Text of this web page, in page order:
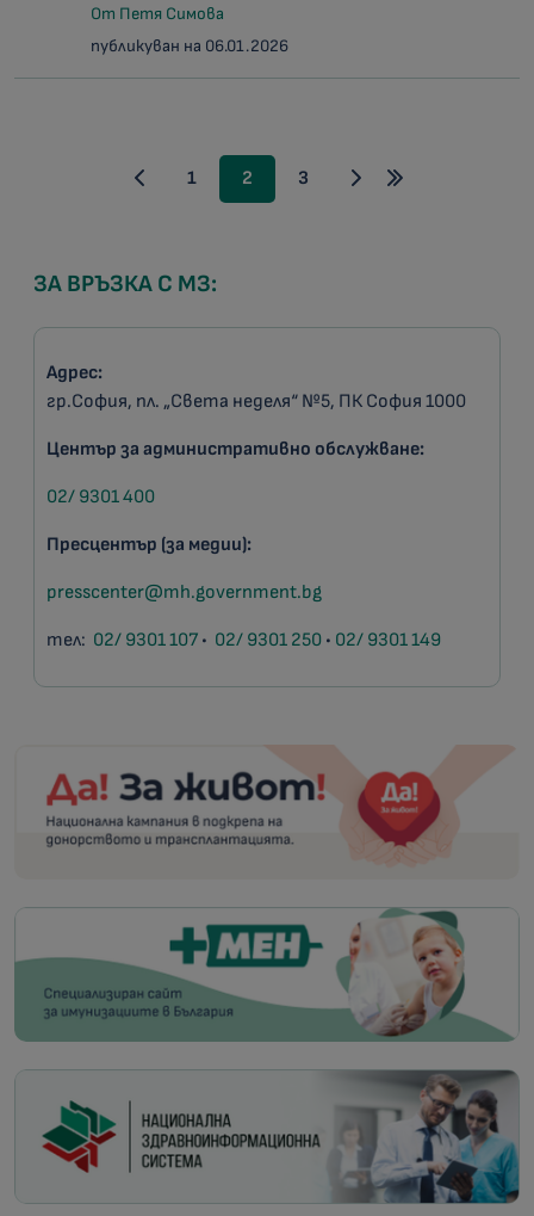
От Петя Симова
публикуван на 06.01.2026
1 2 3
ЗА ВРЪЗКА С МЗ:
Адрес:
гр.София, пл. „Света неделя“ №5, ПК София 1000
Център за административно обслужване:
02/ 9301 400
Пресцентър (за медии):
presscenter@mh.government.bg
тел: 02/ 9301 107 • 02/ 9301 250 • 02/ 9301 149